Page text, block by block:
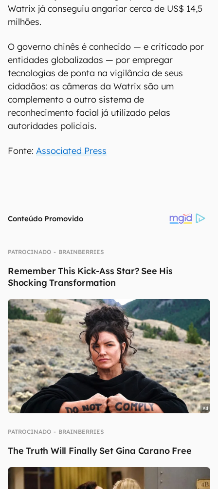
Watrix já conseguiu angariar cerca de US$ 14,5
milhões.
O governo chinês é conhecido — e criticado por
entidades globalizadas — por empregar
tecnologias de ponta na vigilância de seus
cidadãos: as câmeras da Watrix são um
complemento a outro sistema de
reconhecimento facial já utilizado pelas
autoridades policiais.
Fonte: Associated Press